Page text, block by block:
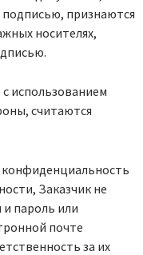
признаются
носителях,
использованием
считаются
конфиденциальность
Заказчик не
пароль или
почте
за их